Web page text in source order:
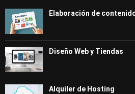
Elaboración de
Diseño Web y Tiendas
Alquiler de Hosting